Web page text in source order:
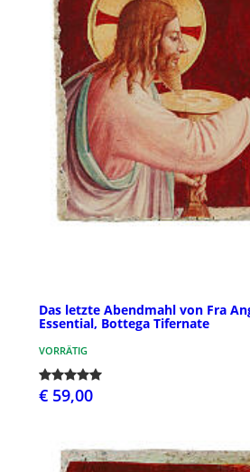
Das letzte Abendmahl von Fra
Essential, Bottega Tifernate
VORRÄTIG
€ 59,00